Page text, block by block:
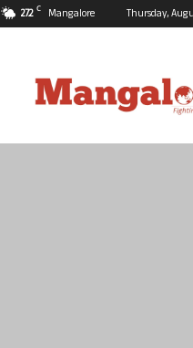
27.2 C Mangalore Thursday,